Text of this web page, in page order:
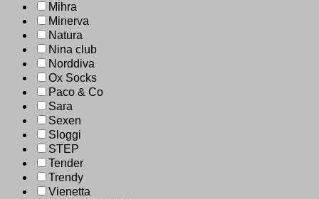
Mihra
Minerva
Natura
Nina club
Norddiva
Ox Socks
Paco & Co
Sara
Sexen
Sloggi
STEP
Tender
Trendy
Vienetta